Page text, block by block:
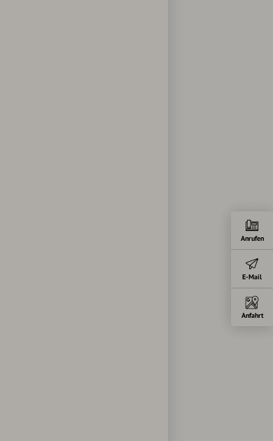
Anrufen
E-Mail
Anfahrt